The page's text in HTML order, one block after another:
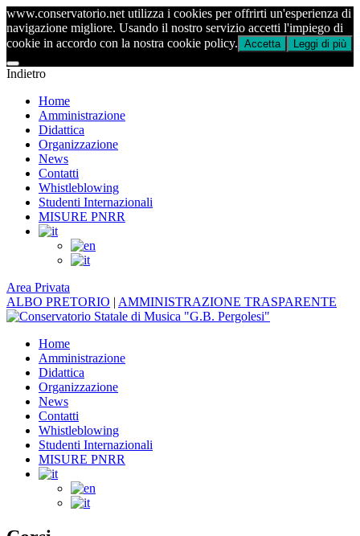
www.conservatorio.net utilizza i cookies per offrirti un'esperienza di
navigazione migliore. Usando il nostro servizio accetti l'impiego di
cookie in accordo con la nostra cookie policy. Accetta Leggi di più
Indietro
Home
Amministrazione
Didattica
Organizzazione
News
Contatti
Whistleblowing
Studenti Internazionali
MISURE PNRR
Area Privata
ALBO PRETORIO | AMMINISTRAZIONE TRASPARENTE
Home
Amministrazione
Didattica
Organizzazione
News
Contatti
Whistleblowing
Studenti Internazionali
MISURE PNRR